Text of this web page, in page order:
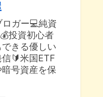
ガー💻純資
投資初心者
きる優しい
🔰米国ETF
号資産を保